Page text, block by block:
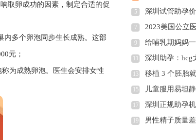
取卵成功的因素，制定合适的促
内多个卵泡同步生长成熟。这部
元；
为成熟卵泡。医生会安排女性
5 深圳试管助孕价格：38岁生二胎好不好，其中的利弊看
7 2023美国公立医院试管婴儿成功率公布，附提高成功率
9 给哺乳期妈妈一个警告：及时补充认
深圳助孕：hcg太低保胎有希望吗,需要注意
13 移植 3 个胚胎就会生3胞胎吗？如何尽可能提升胚
15 儿童服用易坦静的正确方法分享，用法及用量看
17 深圳正规助孕机构：选择辅助生殖医院，资质和实力是关键，服务态
19 男性精子质量差的原因找到了，快来